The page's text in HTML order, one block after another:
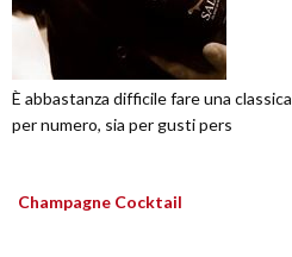
È abbastanza difficile fare una
per numero, sia per gusti pers
Champagne Cocktail